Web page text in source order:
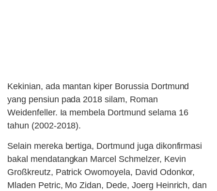
Kekinian, ada mantan kiper Borussia Dortmund
yang pensiun pada 2018 silam, Roman
Weidenfeller. Ia membela Dortmund selama 16
tahun (2002-2018).
Selain mereka bertiga, Dortmund juga dikonfirmasi
bakal mendatangkan Marcel Schmelzer, Kevin
Großkreutz, Patrick Owomoyela, David Odonkor,
Mladen Petric, Mo Zidan, Dede, Joerg Heinrich, dan